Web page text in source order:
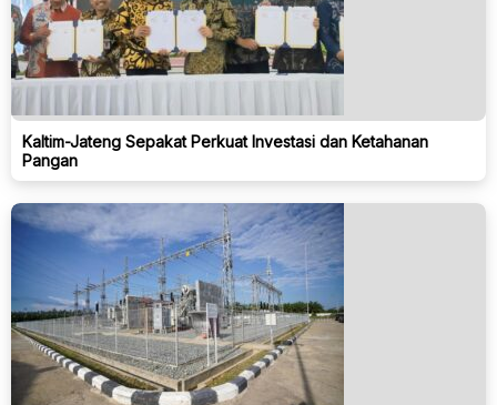
Kaltim-Jateng Sepakat Perkuat Investasi dan Ketahanan
Pangan